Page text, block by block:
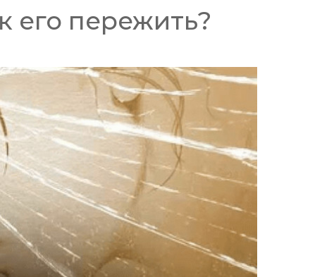
его пережить?